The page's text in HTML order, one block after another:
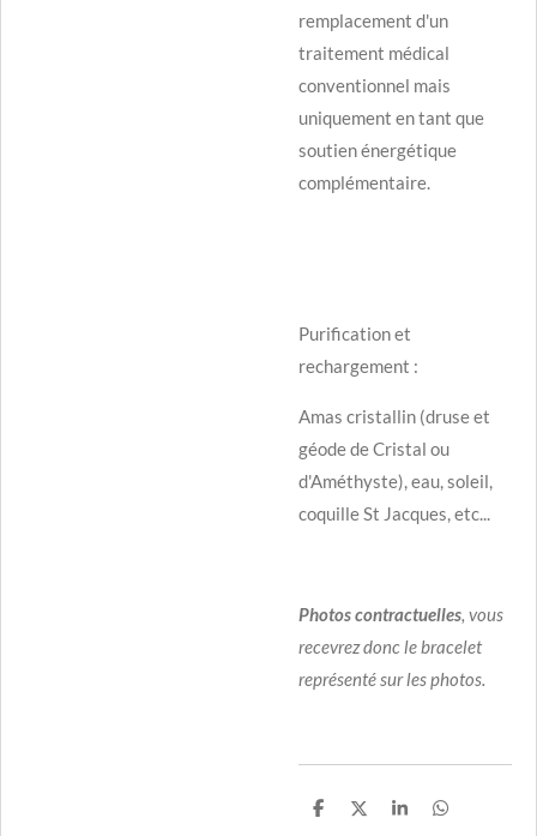
remplacement d'un
traitement médical
conventionnel mais
uniquement en tant que
soutien énergétique
complémentaire.
Purification et
rechargement :
Amas cristallin (druse et
géode de Cristal ou
d'Améthyste), eau, soleil,
coquille St Jacques, etc...
Photoscontractuelles, vous
recevrez donc le bracelet
représenté sur les photos.
P
P
P
P